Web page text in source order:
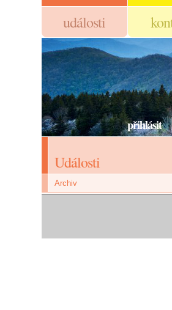
události
přihlásit
Události
Archiv